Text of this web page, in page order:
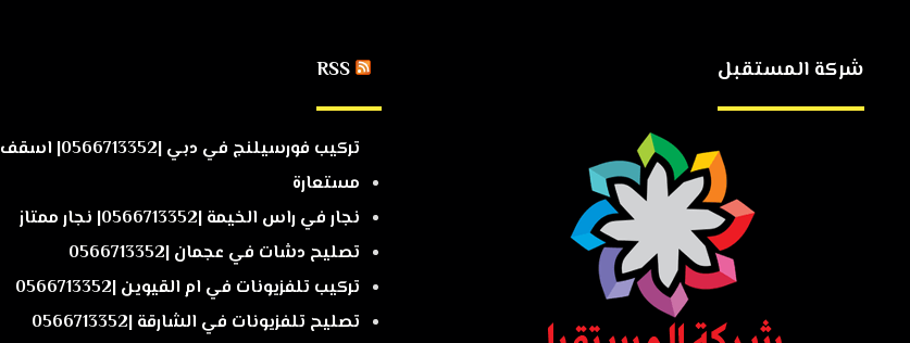
شركة المستقبل RSS
تركيب فورسيلنج في دبي |0566713352| اسقف
مستعارة
نجار في راس الخيمة |0566713352| نجار ممتاز
تصليح دشات في عجمان |0566713352
تركيب تلفزيونات في ام القيوين |0566713352
تصليح تلفزيونات في الشارقة |0566713352